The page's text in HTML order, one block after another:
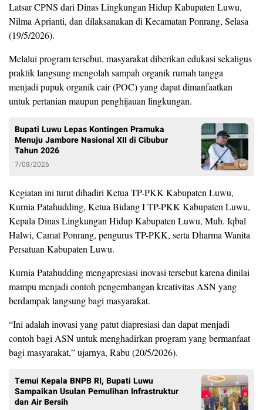
Latsar CPNS dari Dinas Lingkungan Hidup Kabupaten Luwu,
Nilma Aprianti, dan dilaksanakan di Kecamatan Ponrang, Selasa
(19/5/2026).
Melalui program tersebut, masyarakat diberikan edukasi sekaligus
praktik langsung mengolah sampah organik rumah tangga
menjadi pupuk organik cair (POC) yang dapat dimanfaatkan
untuk pertanian maupun penghijauan lingkungan.
Bupati Luwu Lepas Kontingen Pramuka
Menuju Jambore Nasional XII di Cibubur
Tahun 2026
7/08/2026
Kegiatan ini turut dihadiri Ketua TP-PKK Kabupaten Luwu,
Kurnia Patahudding, Ketua Bidang I TP-PKK Kabupaten Luwu,
Kepala Dinas Lingkungan Hidup Kabupaten Luwu, Muh. Iqbal
Halwi, Camat Ponrang, pengurus TP-PKK, serta Dharma Wanita
Persatuan Kabupaten Luwu.
Kurnia Patahudding mengapresiasi inovasi tersebut karena dinilai
mampu menjadi contoh pengembangan kreativitas ASN yang
berdampak langsung bagi masyarakat.
“Ini adalah inovasi yang patut diapresiasi dan dapat menjadi
contoh bagi ASN untuk menghadirkan program yang bermanfaat
bagi masyarakat,” ujarnya, Rabu (20/5/2026).
Temui Kepala BNPB RI, Bupati Luwu
Sampaikan Usulan Pemulihan Infrastruktur
dan Air Bersih